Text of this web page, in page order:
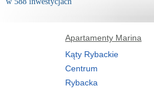
Apartamenty Marina
Kąty Rybackie
Centrum
Rybacka